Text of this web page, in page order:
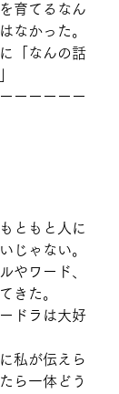
育てるなん
なかった。
「なんの話
ーーーーー
ともと人に
じゃない。
やワード、
きた。
ドラは大好
私が伝えら
ら一体どう